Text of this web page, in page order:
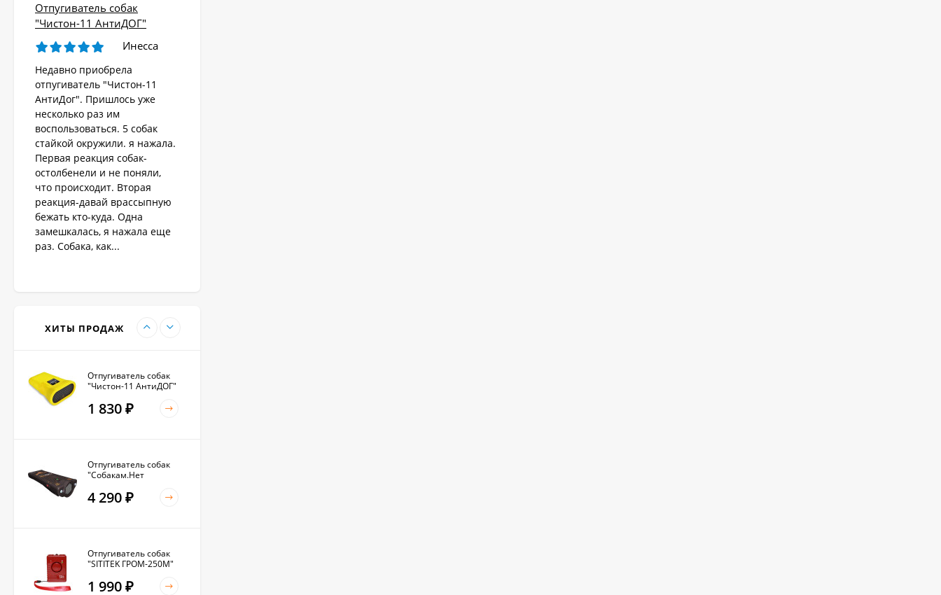
Отпугиватель собак
"Чистон-11 АнтиДОГ"
Инесса
Недавно приобрела
отпугиватель "Чистон-11
АнтиДог". Пришлось уже
несколько раз им
воспользоваться. 5 собак
стайкой окружили. я нажала.
Первая реакция собак-
остолбенели и не поняли,
что происходит. Вторая
реакция-давай врассыпную
бежать кто-куда. Одна
замешкалась, я нажала еще
раз. Собака, как...
ХИТЫ ПРОДАЖ
Ультразвуковой
отпугиватель собак,
кошек, лис, кроликов
"Weitech WK0055 -
8 690₽
Электроошейник для
дрессировки собак
«PET998DB»
3 480 ₽
Ошейник антилай
1 890₽
Отпугиватель собак
"Чистон-11 АнтиДОГ"
1 830 ₽
Отпугиватель собак
"Собакам.Нет
4 290 ₽
Отпугиватель собак
"SITITEK ГРОМ-250М"
1 990 ₽